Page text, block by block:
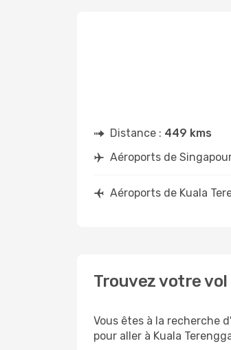
Distance : 449 kms
Aéroports de
Aéroports de Kuala
Trouvez votre
Vous êtes à la recherche
pour aller à Kuala